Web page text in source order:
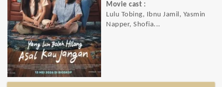
Movie cast :
Lulu Tobing, Ibnu Jamil, Yasmin
Napper, Shofia...